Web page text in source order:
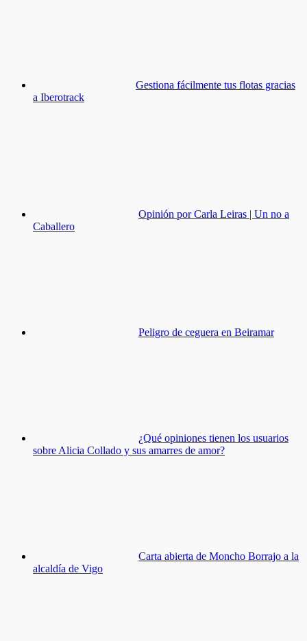
Gestiona fácilmente tus flotas gracias
a Iberotrack
Opinión por Carla Leiras | Un no a
Caballero
Peligro de ceguera en Beiramar
¿Qué opiniones tienen los usuarios
sobre Alicia Collado y sus amarres de amor?
Carta abierta de Moncho Borrajo a la
alcaldía de Vigo